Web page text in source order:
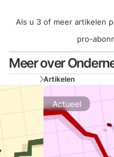
Als u 3 of meer artikelen
pro-
Meer over
Artikelen
Actueel